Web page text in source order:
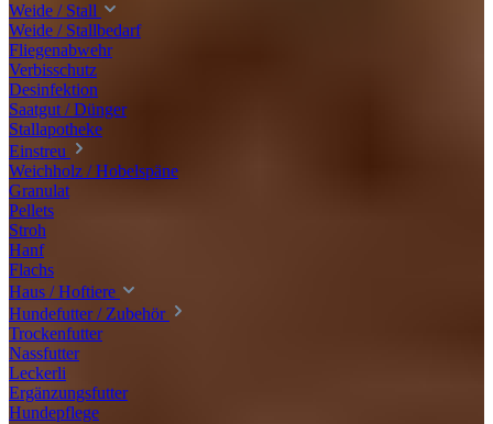
Weide / Stall
Weide / Stallbedarf
Fliegenabwehr
Verbisschutz
Desinfektion
Saatgut / Dünger
Stallapotheke
Einstreu
Weichholz / Hobelspäne
Granulat
Pellets
Stroh
Hanf
Flachs
Haus / Hoftiere
Hundefutter / Zubehör
Trockenfutter
Nassfutter
Leckerli
Ergänzungsfutter
Hundepflege